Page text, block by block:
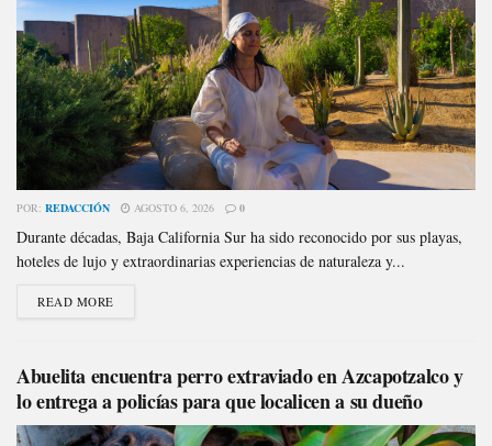
POR: REDACCIÓN AGOSTO 6, 2026 0
Durante décadas, Baja California Sur ha sido reconocido por sus playas,
hoteles de lujo y extraordinarias experiencias de naturaleza y...
READ MORE
Abuelita encuentra perro extraviado en Azcapotzalco y
lo entrega a policías para que localicen a su dueño